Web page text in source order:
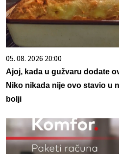
05. 08. 2026 20:00
Ajoj, kada u gužvaru dodate
Niko nikada nije ovo stavio u
bolji